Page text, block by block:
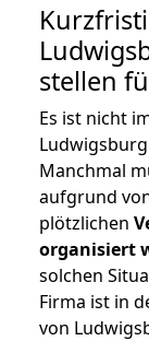
stellen
Es ist nicht
Manchmal
aufgrund
plötzlichen
organisiert
solchen
Firma ist in
von